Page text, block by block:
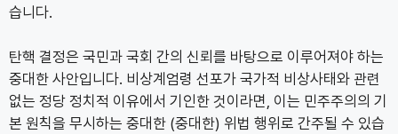
습니다.
탄핵 결정은 국민과 국회 간의 신뢰를 바탕으로 이루어져야 하는
중대한 사안입니다. 비상계엄령 선포가 국가적 비상사태와 관련
없는 정당 정치적 이유에서 기인한 것이라면, 이는 민주주의의 기
본 원칙을 무시하는 중대한 (중대한) 위법 행위로 간주될 수 있습